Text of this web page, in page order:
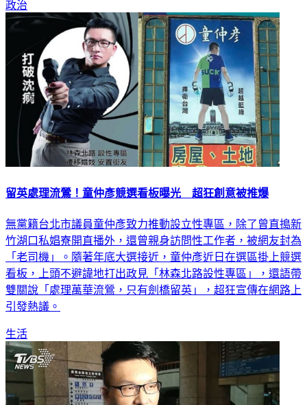
政治
留英處理流鶯！童仲彥競選看板曝光 超狂創意被推爆
無黨籍台北市議員童仲彥致力推動設立性專區，除了曾直搗新
竹湖口私娼寮開直播外，還曾親身訪問性工作者，被網友封為
「老司機」。隨著年底大選接近，童仲彥近日在選區掛上競選
看板，上頭不避諱地打出政見「林森北路設性專區」，還語帶
雙關說「處理萬華流鶯，只有劍橋留英」，超狂宣傳在網路上
引發熱議。
生活